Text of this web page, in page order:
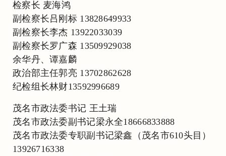
检察长 麦海鸿
副检察长吕刚标 13828649933
副检察长李杰 13922033039
副检察长罗广森 13509929038
余华丹、谭嘉麟
政治部主任郭亮 13702862628
纪检组长林财13592996689
茂名市政法委书记 王土瑞
茂名市政法委副书记梁永全18666833888
茂名市政法委专职副书记梁鑫（茂名市610头目）
13926716338